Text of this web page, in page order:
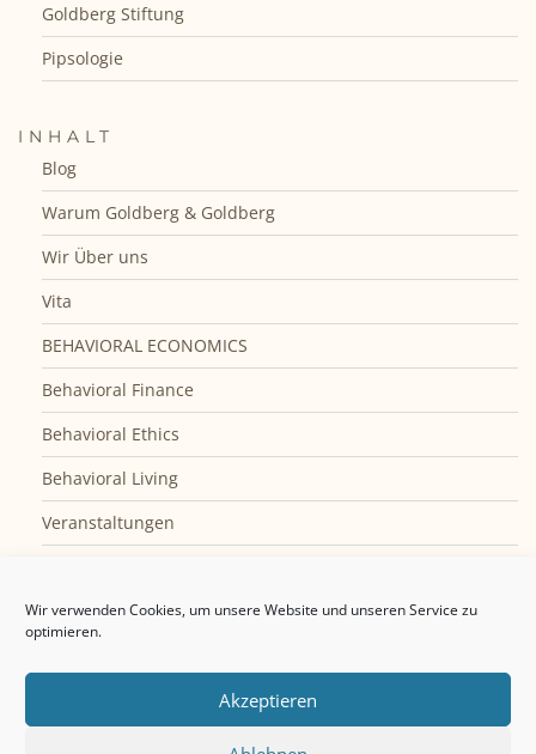
Wir verwenden Cookies, um unsere Website und unseren Service zu
optimieren.
Akzeptieren
Goldberg Stiftung
Pipsologie
INHALT
Blog
Warum Goldberg & Goldberg
Wir Über uns
Vita
BEHAVIORAL ECONOMICS
Behavioral Finance
Behavioral Ethics
Behavioral Living
Veranstaltungen
Impressum